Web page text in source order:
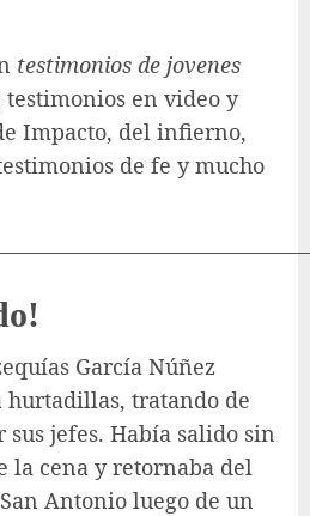
testimonios de jovenes
testimonios en video y
Impacto, del infierno,
de fe y mucho
García Núñez
tratando de
sus jefes. Había salido sin
la cena y retornaba del
Antonio luego de un